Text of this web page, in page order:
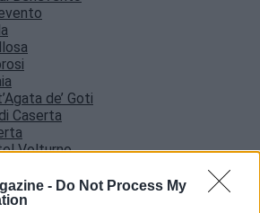
- Do Not Process My
de’ Goti
Caserta
Volturno
Salerno